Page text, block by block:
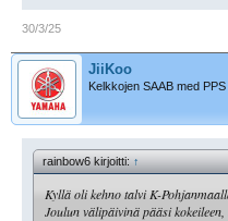
30/3/25
JiiKoo
Kelkkojen SAAB med PPS
rainbow6 kirjoitti:↑
Kyllä oli kehno talvi K-
Joulun välipäivinä pääsi